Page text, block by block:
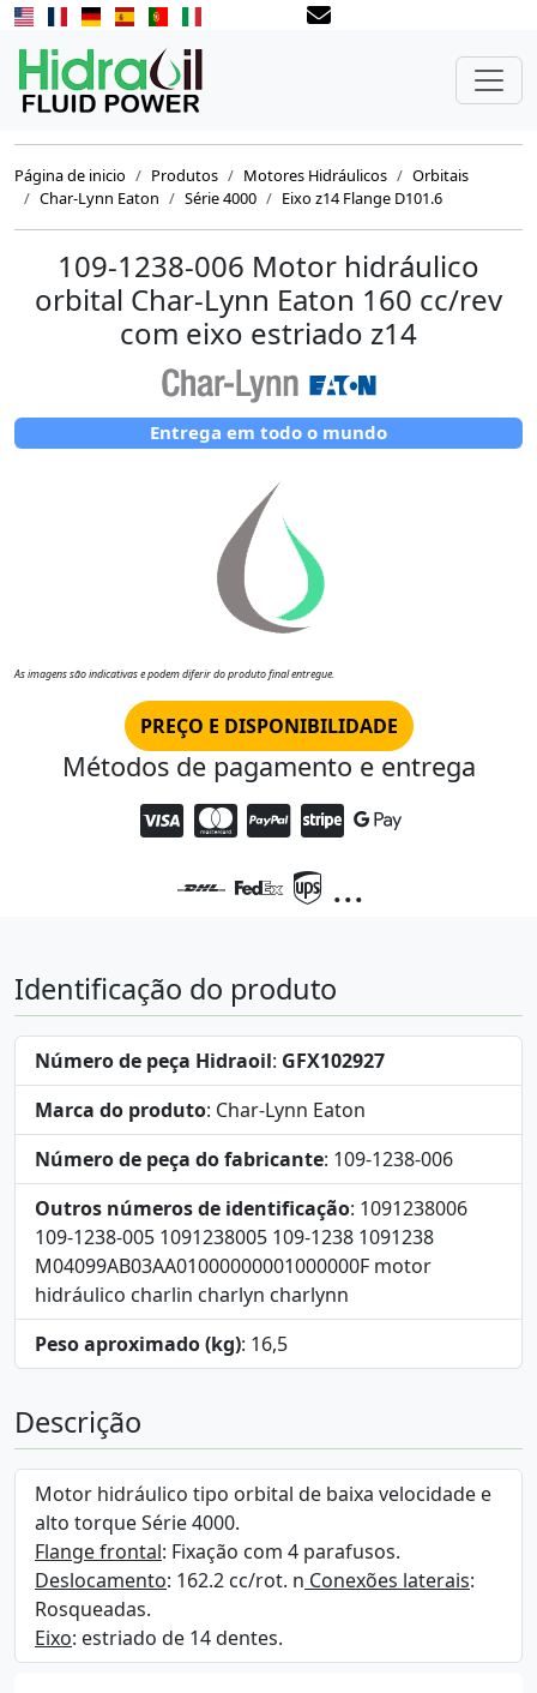
Página de inicio Produtos Motores Hidráulicos
Orbitais
Char-Lynn Eaton
Série 4000 Eixo z14 Flange D101.6
109-1238-006 Motor hidráulico
orbital Char-Lynn Eaton 160 cc/rev
com eixo estriado z14
Entrega em todo o mundo
As imagens são indicativas e podem diferir do produto final entregue.
PREÇO E DISPONIBILIDADE
Métodos de pagamento e entrega
...
Identificação do produto
Número de peça Hidraoil: GFX102927
Marca do produto: Char-Lynn Eaton
Número de peça do fabricante: 109-1238-006
Outros números de identificação: 1091238006
109-1238-005 1091238005 109-1238 1091238
M04099AB03AA01000000001000000F motor
hidráulico charlin charlyn charlynn
Peso aproximado (kg): 16,5
Descrição
Motor hidráulico tipo orbital de baixa velocidade e
alto torque Série 4000.
Flange frontal: Fixação com 4 parafusos.
Deslocamento: 162.2 cc/rot. n Conexões laterais:
Rosqueadas.
Eixo: estriado de 14 dentes.